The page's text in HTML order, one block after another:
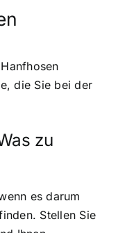
die Sie bei der
zu
es darum
Stellen Sie